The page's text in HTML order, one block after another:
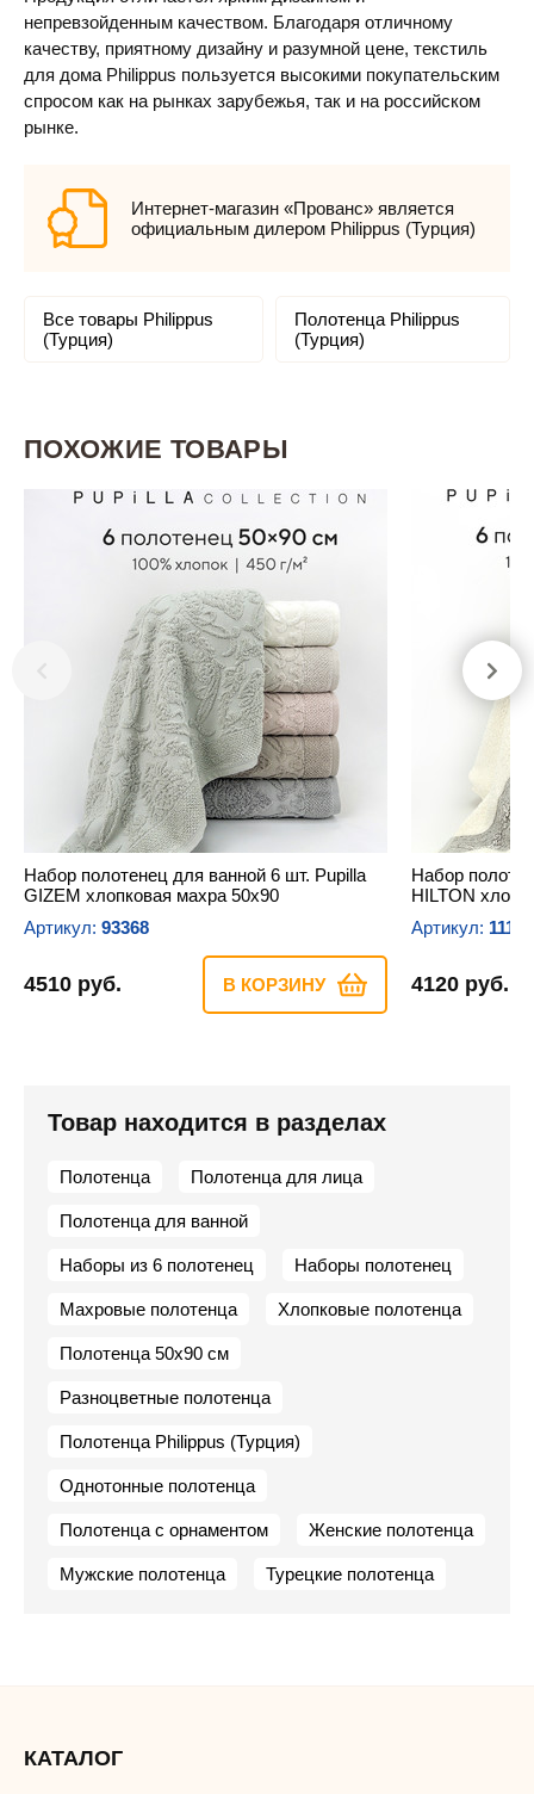
непревзойденным качеством. Благодаря отличному
качеству, приятному дизайну и разумной цене, текстиль
для дома Philippus пользуется высокими покупательским
спросом как на рынках зарубежья, так и на российском
рынке.
Интернет-магазин «Прованс» является
официальным дилером Philippus (Турция)
Все товары Philippus
(Турция)
Полотенца Philippus
(Турция)
ПОХОЖИЕ ТОВАРЫ
Набор полотенец для ванной 6 шт. Pupilla
GIZEM хлопковая махра 50х90
Артикул: 93368
4510 руб. В КОРЗИНУ
Набор
HILTON
Артикул:
4120 руб.
Товар находится в разделах
Полотенца Полотенца для лица
Полотенца для ванной
Наборы из 6 полотенец Наборы полотенец
Махровые полотенца Хлопковые полотенца
Полотенца 50х90 см
Разноцветные полотенца
Полотенца Philippus (Турция)
Однотонные полотенца
Полотенца с орнаментом Женские полотенца
Мужские полотенца Турецкие полотенца
КАТАЛОГ